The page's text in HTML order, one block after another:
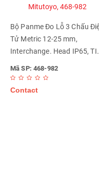
Bộ Panme Đo Lỗ 3 Chấu
Tử Metric 12-25 mm,
Interchange. Head IP65,
Mitutoyo, 468-982
Mã SP: 468-982
Contact